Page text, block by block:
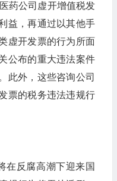
药公司虚开增值税发
益，再通过以其他手
虚开发票的行为所面
公布的重大违法案件
此外，这些咨询公司
票的税务违法违规行
反腐高潮下迎来国